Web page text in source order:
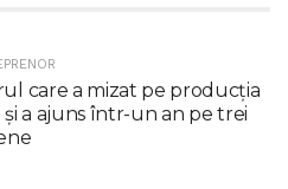
care a mizat pe producția
și a ajuns într-un an pe trei